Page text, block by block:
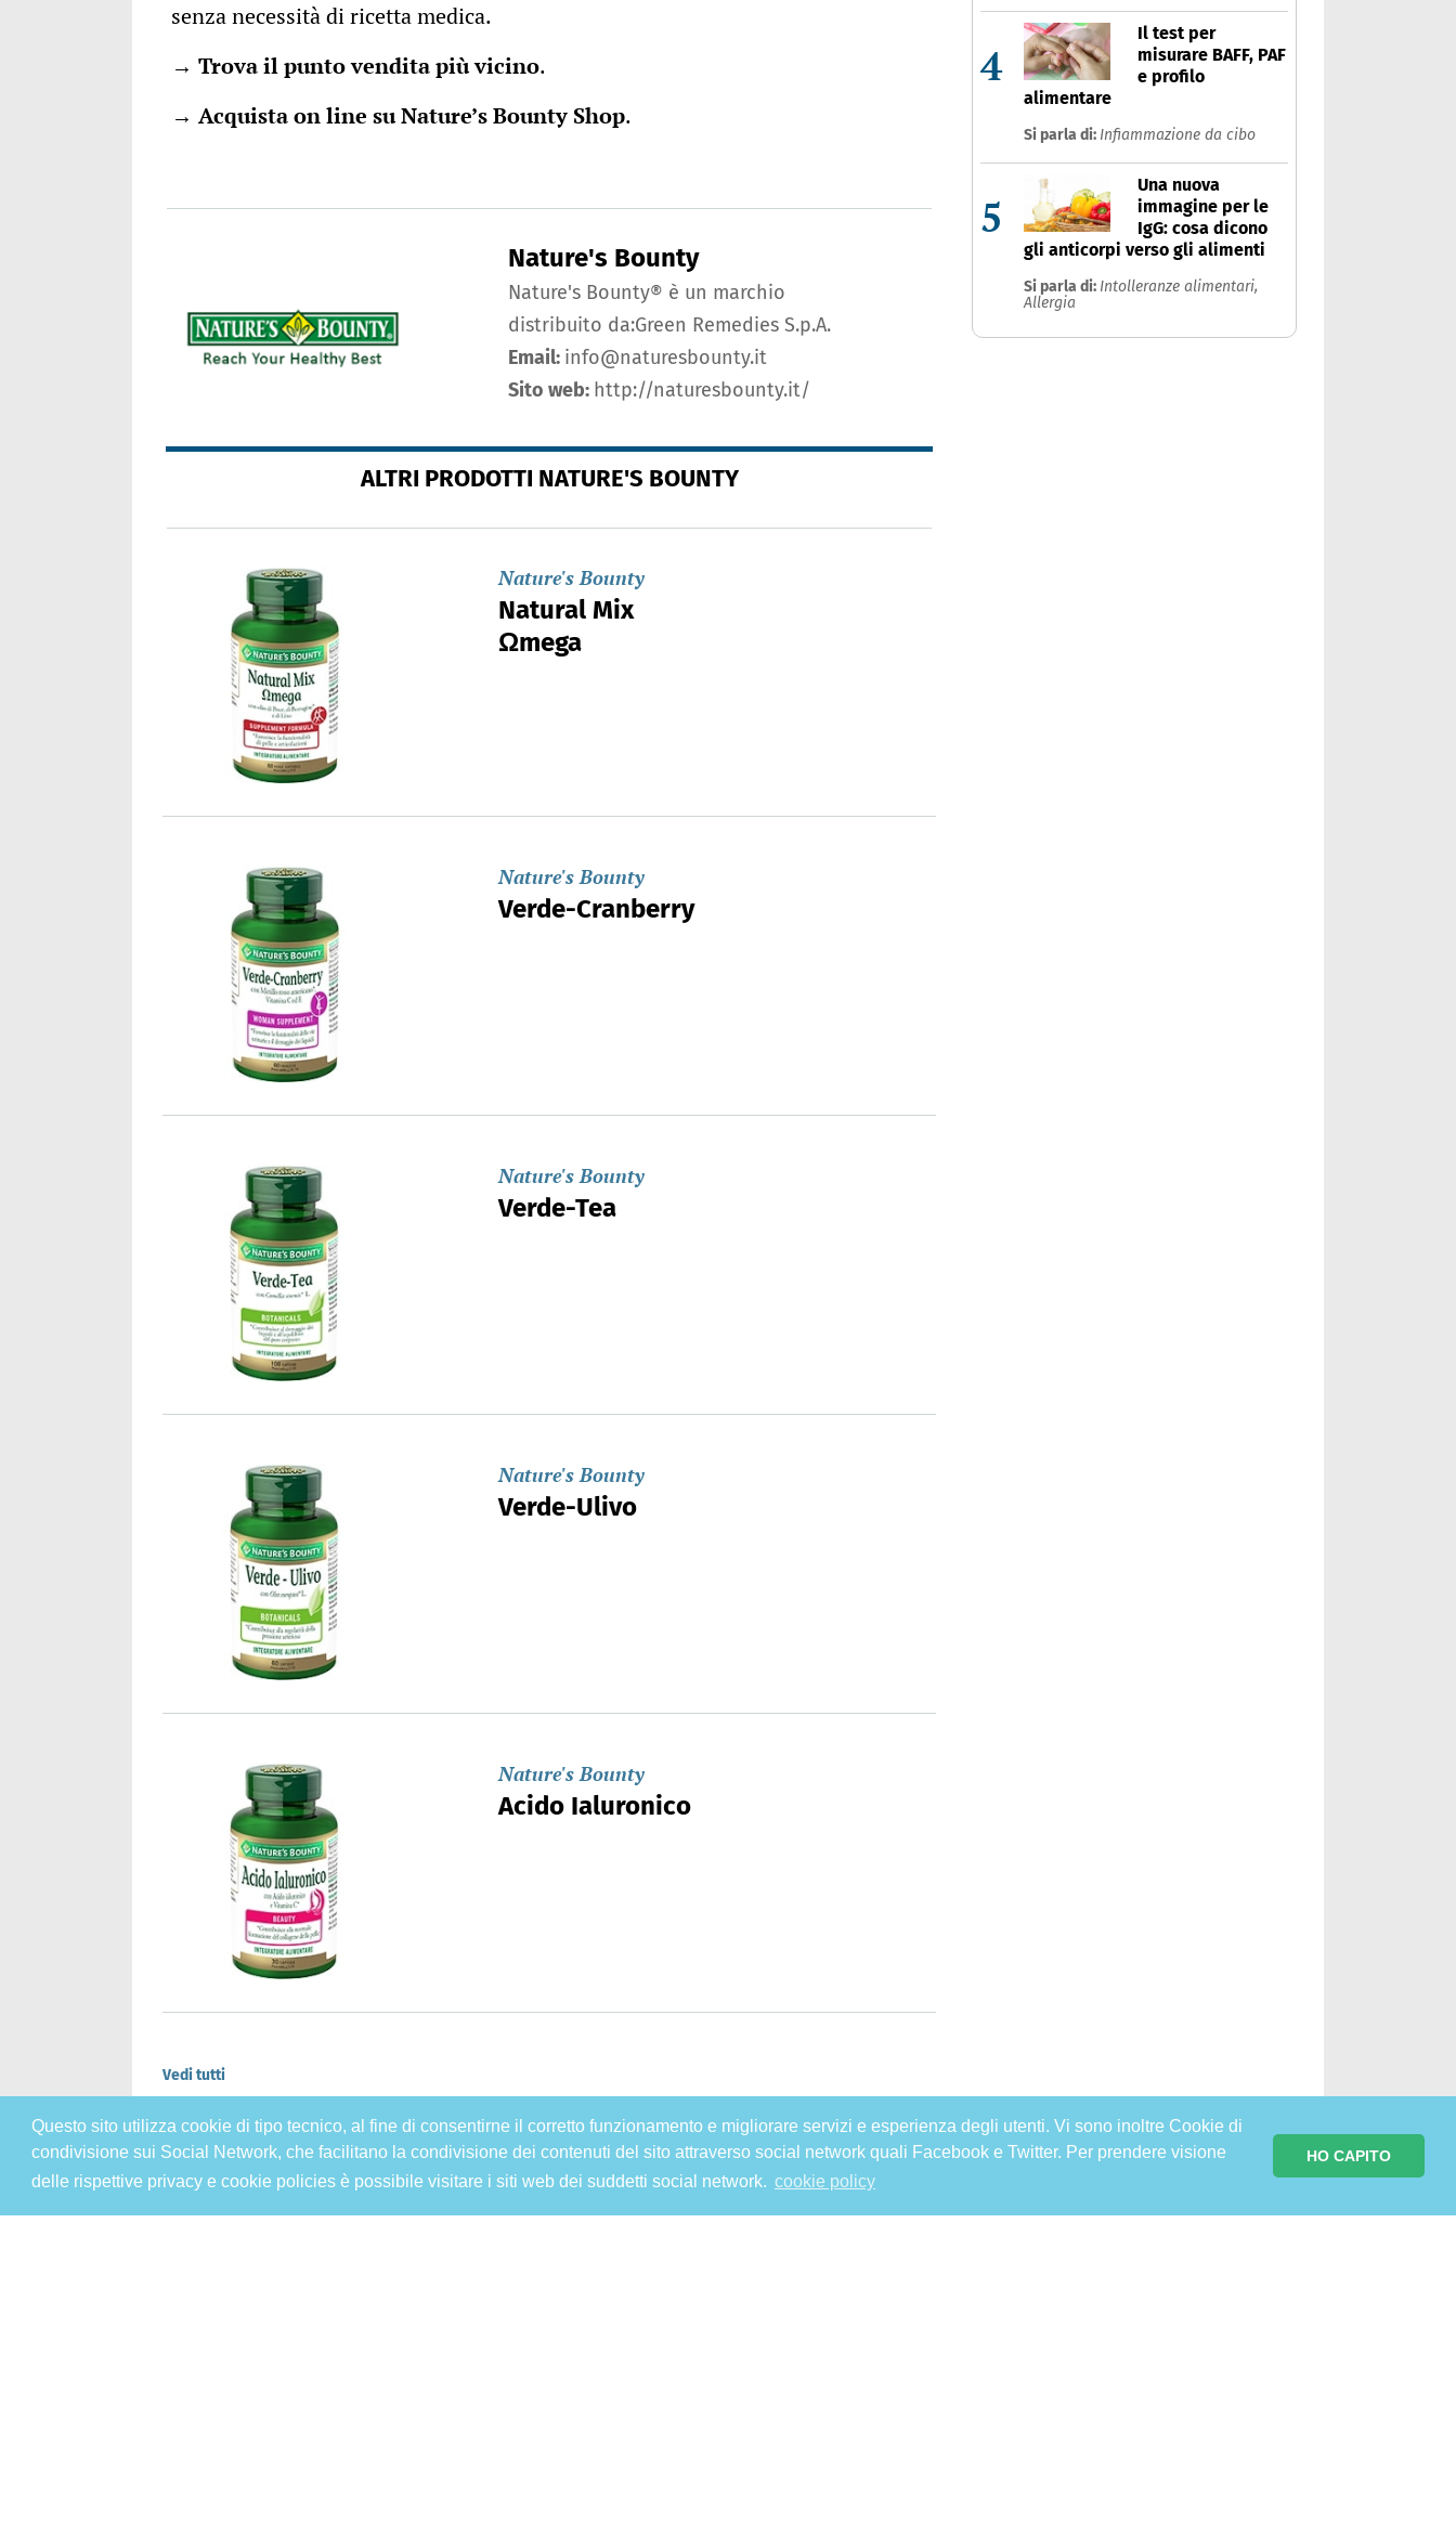
Questo sito utilizza cookie di tipo tecnico, al fine di consentirne il corretto funzionamento e migliorare servizi e esperienza degli utenti. Vi sono inoltre Cookie di
condivisione sui Social Network, che facilitano la condivisione dei contenuti del sito attraverso social network quali Facebook e Twitter. Per prendere visione
delle rispettive privacy e cookie policies è possibile visitare i siti web dei suddetti social network. cookie policy
HO CAPITO
senza necessità di ricetta medica.
→ Trova il punto vendita più vicino.
→ Acquista on line su Nature’s Bounty Shop.
Nature's Bounty
Nature's Bounty® è un marchio
distribuito da:Green Remedies S.p.A.
Email: info@naturesbounty.it
Sito web: http://naturesbounty.it/
ALTRI PRODOTTI NATURE'S BOUNTY
Nature's Bounty
Natural Mix
Ωmega
Nature's Bounty
Verde-Cranberry
Nature's Bounty
Verde-Tea
Nature's Bounty
Verde-Ulivo
Nature's Bounty
Acido Ialuronico
Vedi tutti
4
Il test per
misurare BAFF, PAF
e profilo
alimentare
Si parla di: Infiammazione da cibo
5
Una nuova
immagine per le
IgG: cosa dicono
gli anticorpi verso gli alimenti
Si parla di: Intolleranze alimentari,
Allergia